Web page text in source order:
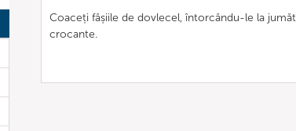
Coaceți fâșiile de dovlecel, întorcându-le la
crocante.